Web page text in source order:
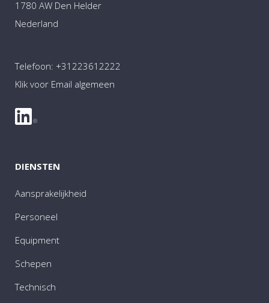
1780 AW Den Helder
Nederland
Telefoon: +31223612222
Klik voor Email algemeen
DIENSTEN
Aansprakelijkheid
Personeel
Equipment
Schepen
Technisch